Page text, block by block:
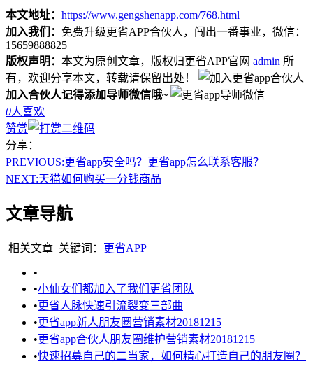
本文地址： https://www.gengshenapp.com/768.html
加入我们： 免费升级更省APP合伙人，闯出一番事业，微信：
15659888825
版权声明： 本文为原创文章，版权归更省APP官网 admin 所
有，欢迎分享本文，转载请保留出处！
加入合伙人记得添加导师微信哦~
0人喜欢
赞赏
分享：
PREVIOUS:更省app安全吗？更省app怎么联系客服？
NEXT:天猫如何购买一分钱商品
文章导航
相关文章 关键词： 更省APP
•
•小仙女们都加入了我们更省团队
•更省人脉快速引流裂变三部曲
•更省app新人朋友圈营销素材20181215
•更省app合伙人朋友圈维护营销素材20181215
•快速招募自己的二当家，如何精心打造自己的朋友圈？